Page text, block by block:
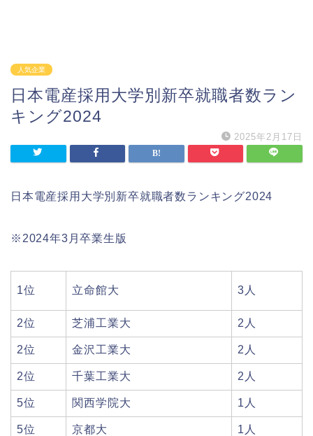
人気企業
日本電産採用大学別新卒就職者数ラン
キング2024
2025年2月17日
日本電産採用大学別新卒就職者数ランキング2024
※2024年3月卒業生版
1位 立命館大 3人
2位 芝浦工業大 2人
2位 金沢工業大 2人
2位 千葉工業大 2人
5位 関西学院大 1人
5位 京都大 1人